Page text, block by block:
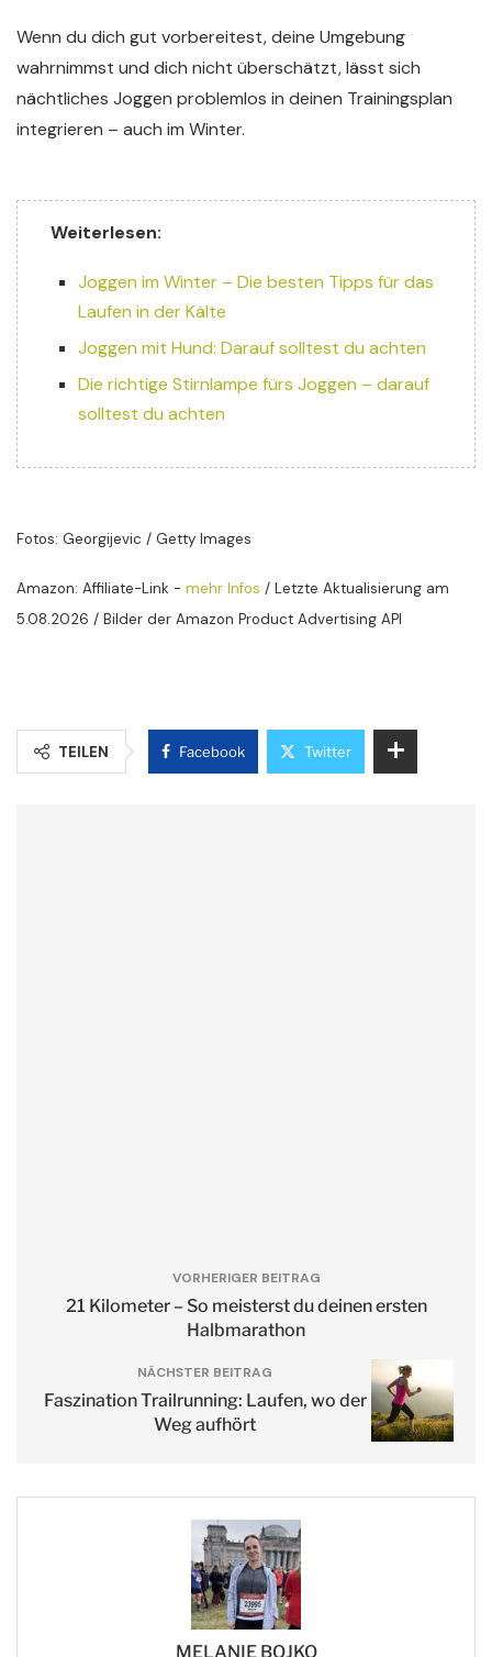
Wenn du dich gut vorbereitest, deine Umgebung
wahrnimmst und dich nicht überschätzt, lässt sich
nächtliches Joggen problemlos in deinen Trainingsplan
integrieren – auch im Winter.
Weiterlesen:
Joggen im Winter – Die besten Tipps für das
Laufen in der Kälte
Joggen mit Hund: Darauf solltest du achten
Die richtige Stirnlampe fürs Joggen – darauf
solltest du achten
Fotos: Georgijevic / Getty Images
Amazon: Affiliate-Link - mehr Infos / Letzte Aktualisierung am
5.08.2026 / Bilder der Amazon Product Advertising API
TEILEN Facebook Twitter
VORHERIGER BEITRAG
21 Kilometer – So meisterst du deinen ersten
Halbmarathon
NÄCHSTER BEITRAG
Faszination Trailrunning: Laufen, wo der
Weg aufhört
MELANIE BOJKO